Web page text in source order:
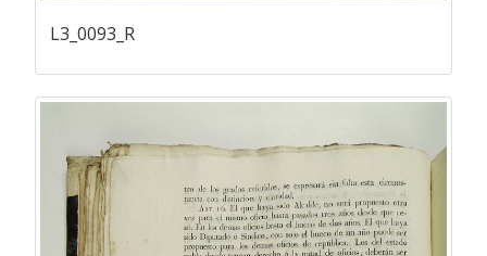
L3_0093_R